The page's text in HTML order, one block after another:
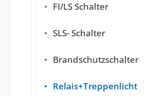
FI/LS Schalter
SLS- Schalter
Brandschutzschalter
Relais+Treppenlicht